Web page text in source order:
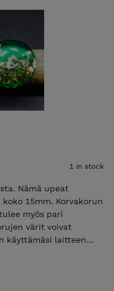
1 in stock
Nämä upeat
15mm. Korvakorun
myös pari
värit voivat
käyttämäsi laitteen